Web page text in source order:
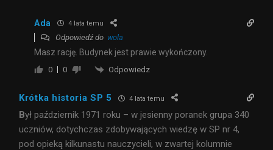
Ada 4 lata temu
Odpowiedź do wola
Masz rację. Budynek jest prawie wykończony.
0 0 Odpowiedz
Krótka historia SP 5 4 lata temu
Był październik 1971 roku – w jesienny poranek grupa 340
uczniów, dotychczas zdobywających wiedzę w SP nr 4,
pod opieką kilkunastu nauczycieli, w zwartej kolumnie